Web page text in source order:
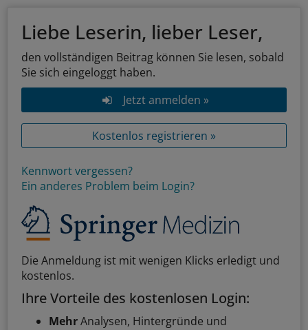
Liebe Leserin, lieber Leser,
den vollständigen Beitrag können Sie lesen, sobald
Sie sich eingeloggt haben.
Jetzt anmelden »
Kostenlos registrieren »
Kennwort vergessen?
Ein anderes Problem beim Login?
Die Anmeldung ist mit wenigen Klicks erledigt und
kostenlos.
Ihre Vorteile des kostenlosen Login:
MehrAnalysen, Hintergründe und